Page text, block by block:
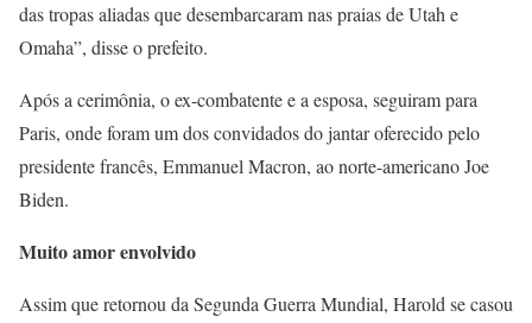
das tropas aliadas que desembarcaram nas praias de Utah e
Omaha”, disse o prefeito.
Após a cerimônia, o ex-combatente e a esposa, seguiram para
Paris, onde foram um dos convidados do jantar oferecido pelo
presidente francês, Emmanuel Macron, ao norte-americano Joe
Biden.
Muito amor envolvido
Assim que retornou da Segunda Guerra Mundial, Harold se casou